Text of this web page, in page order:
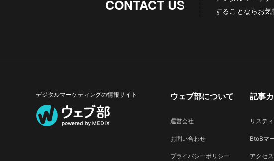
CONTACT US
することならお気
デジタルマーケティングの情報サイト ウェブ部について
運営会社
お問い合わせ
プライバシーポリシー
記事
リステ
BtoBマ
アクセ